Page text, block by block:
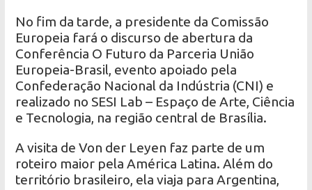
No fim da tarde, a presidente da Comissão
Europeia fará o discurso de abertura da
Conferência O Futuro da Parceria União
Europeia-Brasil, evento apoiado pela
Confederação Nacional da Indústria (CNI) e
realizado no SESI Lab – Espaço de Arte, Ciência
e Tecnologia, na região central de Brasília.
A visita de Von der Leyen faz parte de um
roteiro maior pela América Latina. Além do
território brasileiro, ela viaja para Argentina,